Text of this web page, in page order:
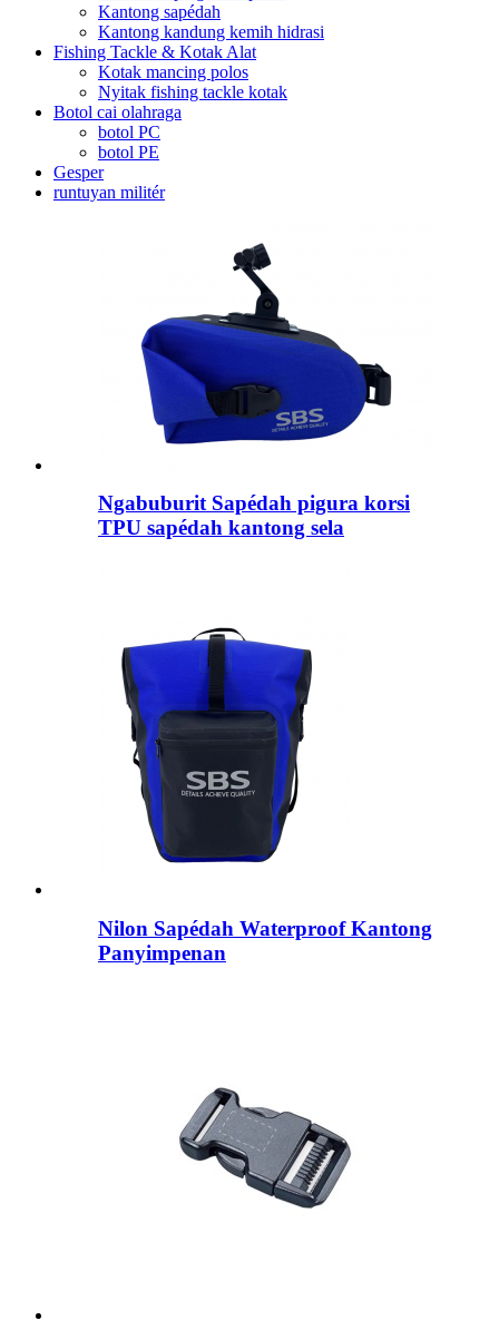
Kantong sapédah
Kantong kandung kemih hidrasi
Fishing Tackle & Kotak Alat
Kotak mancing polos
Nyitak fishing tackle kotak
Botol cai olahraga
botol PC
botol PE
Gesper
runtuyan militér
Ngabuburit Sapédah pigura korsi
TPU sapédah kantong sela
Nilon Sapédah Waterproof Kantong
Panyimpenan